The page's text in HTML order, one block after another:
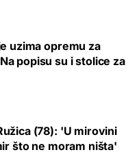
uzima opremu za
popisu su i stolice za
(78): 'U mirovini
što ne moram ništa'